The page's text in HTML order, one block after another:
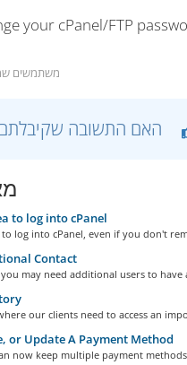
your cPanel/FTP
89 משתמשים
to log into cPanel
log into cPanel, even if you don't
Contact
may need additional users to have
our clients need to access an
or Update A Payment Method
now keep multiple payment